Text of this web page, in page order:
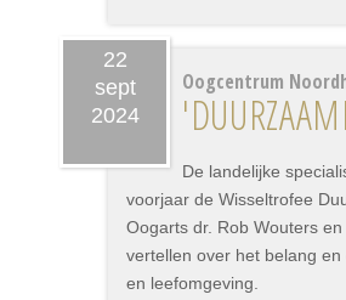
22
sept
2024
Oogcentrum
De landelijke
voorjaar de Wisseltrofee
Oogarts dr. Rob Wouters
vertellen over het belang
en leefomgeving.